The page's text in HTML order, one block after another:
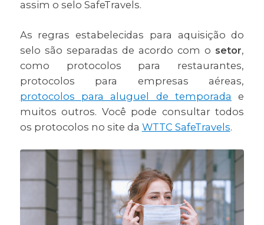
assim o selo SafeTravels.
As regras estabelecidas para aquisição do
selo são separadas de acordo com o setor,
como protocolos para restaurantes,
protocolos para empresas aéreas,
protocolos para aluguel de temporada
e
muitos outros. Você pode consultar todos
os protocolos no site da WTTC SafeTravels.